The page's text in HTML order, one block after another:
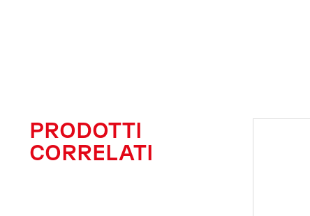
PRODOTTI
CORRELATI